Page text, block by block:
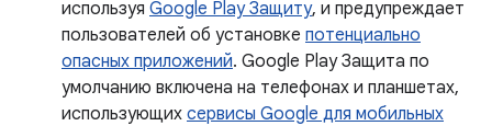
используя Google Play Защиту, и предупреждает
пользователей об установке потенциально
опасных приложений. Google Play Защита по
умолчанию включена на телефонах и планшетах,
использующих сервисы Google для мобильных